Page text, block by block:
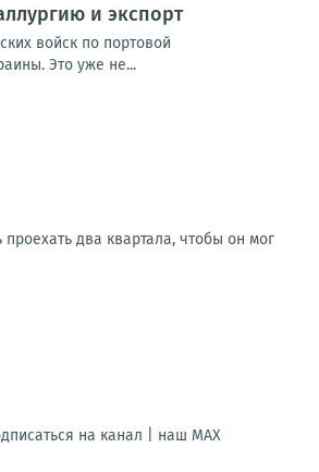
и экспорт
войск по портовой
Это уже не...
два квартала, чтобы он мог
на канал | наш МАХ